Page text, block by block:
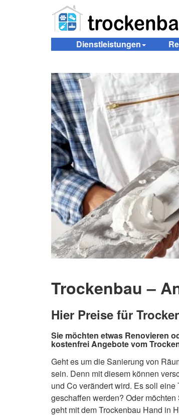
Dienstleistungen
Trockenbau –
Hier Preise für
Sie möchten etwas Renovieren
kostenfrei Angebote vom
Geht es um die Sanierung von
sein. Denn mit diesem können
und Co verändert wird. Es soll
geschaffen werden? Oder
geht mit dem Trockenbau Hand in